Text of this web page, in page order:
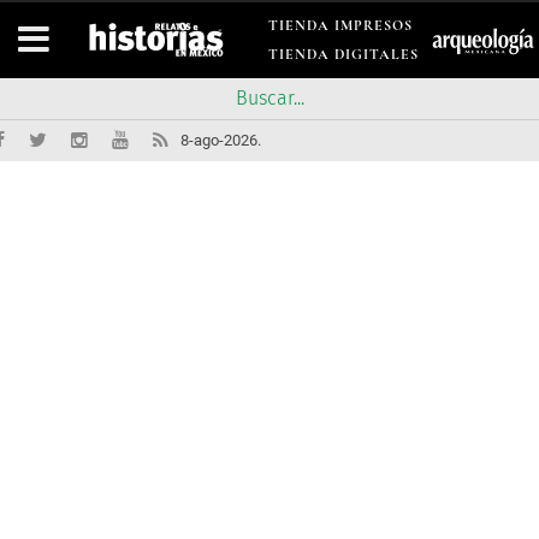
TIENDA IMPRESOS
TIENDA DIGITALES
8-ago-2026.